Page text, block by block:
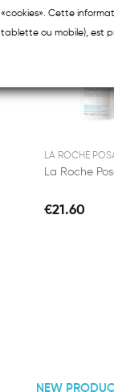
LA ROCHE
€21.60
NEW
«cookies». Cette
tablette ou mobile), est